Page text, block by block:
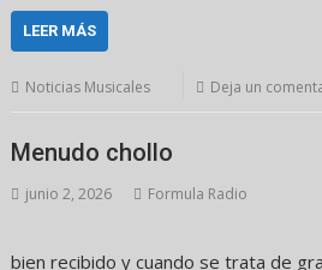
LEER MÁS
Noticias Musicales Deja un
Menudo chollo
junio 2, 2026 Formula Radio
bien recibido y cuando se trata de